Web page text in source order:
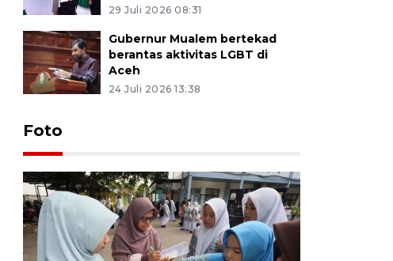
29 Juli 2026 08:31
Gubernur Mualem bertekad
berantas aktivitas LGBT di
Aceh
24 Juli 2026 13:38
Foto